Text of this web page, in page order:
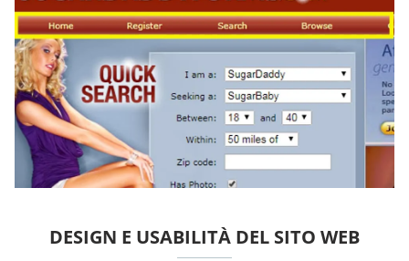
DESIGN E USABILITÀ DEL SITO WEB